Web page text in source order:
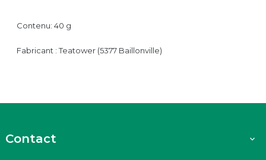
Contenu: 40 g
Fabricant : Teatower (5377 Baillonville)
Contact 